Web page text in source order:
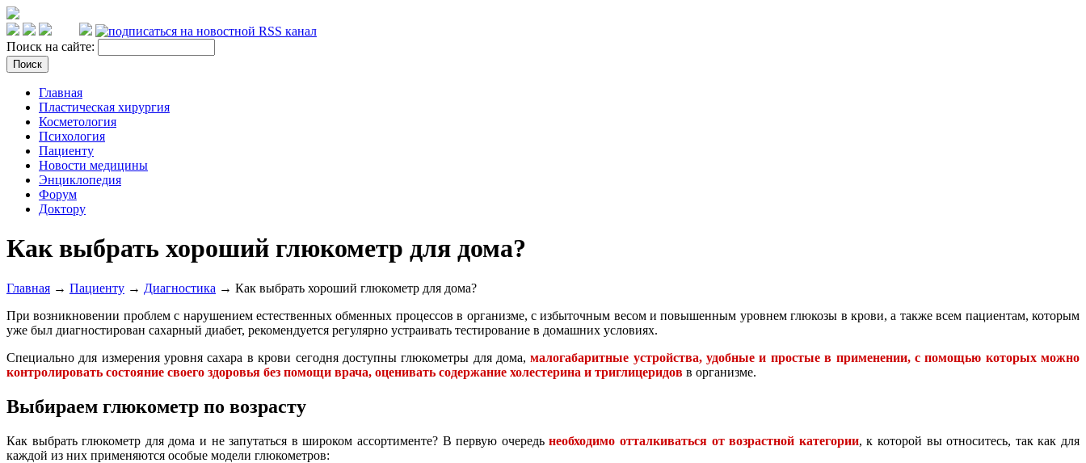
Поиск на сайте:
Главная
Пластическая хирургия
Косметология
Психология
Пациенту
Новости медицины
Энциклопедия
Форум
Доктору
Как выбрать хороший глюкометр для дома?
Главная → Пациенту → Диагностика → Как выбрать хороший глюкометр для дома?
При возникновении проблем с нарушением естественных обменных процессов в организме, с избыточным весом и повышенным уровнем глюкозы в крови, а также всем пациентам, которым
уже был диагностирован сахарный диабет, рекомендуется регулярно устраивать тестирование в домашних условиях.
Специально для измерения уровня сахара в крови сегодня доступны глюкометры для дома,малогабаритные устройства, удобные и простые в применении, с помощью которых можно
контролировать состояние своего здоровья без помощи врача, оценивать содержание холестерина и триглицеридов в организме.
Выбираем глюкометр по возрасту
Как выбрать глюкометр для дома и не запутаться в широком ассортименте? В первую очередьнеобходимо отталкиваться от возрастной категории, к которой вы относитесь, так как для
каждой из них применяются особые модели глюкометров: